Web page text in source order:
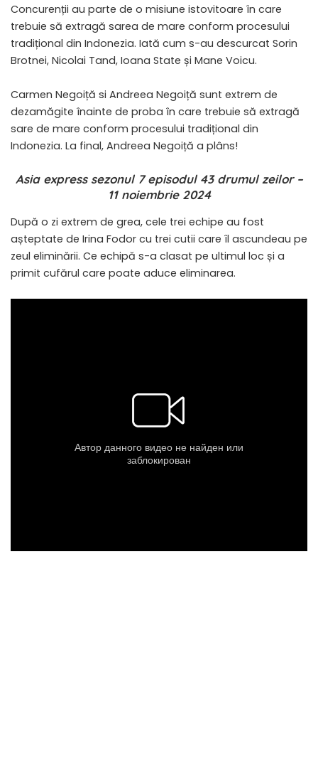
Concurenții au parte de o misiune istovitoare în care
trebuie să extragă sarea de mare conform procesului
tradițional din Indonezia. Iată cum s-au descurcat Sorin
Brotnei, Nicolai Tand, Ioana State și Mane Voicu.
Carmen Negoiță si Andreea Negoiță sunt extrem de
dezamăgite înainte de proba în care trebuie să extragă
sare de mare conform procesului tradițional din
Indonezia. La final, Andreea Negoiță a plâns!
Asia express sezonul 7 episodul 43 drumul zeilor –
11 noiembrie 2024
După o zi extrem de grea, cele trei echipe au fost
așteptate de Irina Fodor cu trei cutii care îl ascundeau pe
zeul eliminării. Ce echipă s-a clasat pe ultimul loc și a
primit cufărul care poate aduce eliminarea.